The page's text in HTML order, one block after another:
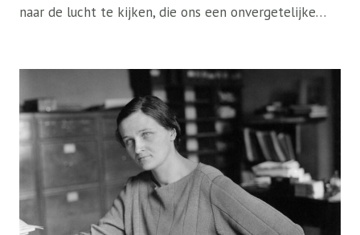
naar de lucht te kijken, die ons een onvergetelijke…